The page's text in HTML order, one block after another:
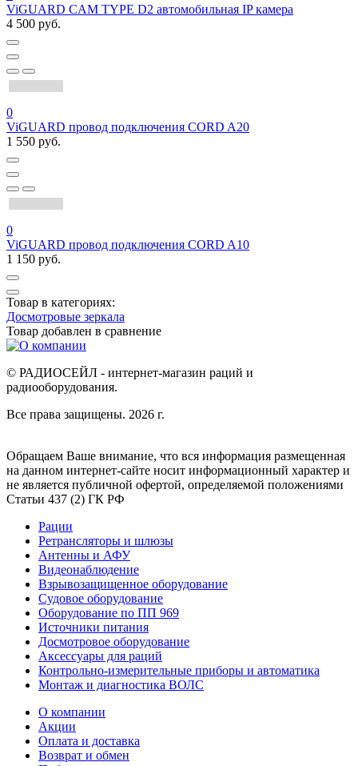
ViGUARD CAM TYPE D2 автомобильная IP камера
4 500 руб.
0
ViGUARD провод подключения CORD A20
1 550 руб.
0
ViGUARD провод подключения CORD A10
1 150 руб.
Товар в категориях:
Досмотровые зеркала
Товар добавлен в сравнение
© РАДИОСЕЙЛ - интернет-магазин раций и
радиооборудования.
Все права защищены. 2026 г.
Обращаем Ваше внимание, что вся информация размещенная
на данном интернет-сайте носит информационный характер и
не является публичной офертой, определяемой положениями
Статьи 437 (2) ГК РФ
Рации
Ретрансляторы и шлюзы
Антенны и АФУ
Видеонаблюдение
Взрывозащищенное оборудование
Судовое оборудование
Оборудование по ПП 969
Источники питания
Досмотровое оборудование
Аксессуары для раций
Контрольно-измерительные приборы и автоматика
Монтаж и диагностика ВОЛС
О компании
Акции
Оплата и доставка
Возврат и обмен